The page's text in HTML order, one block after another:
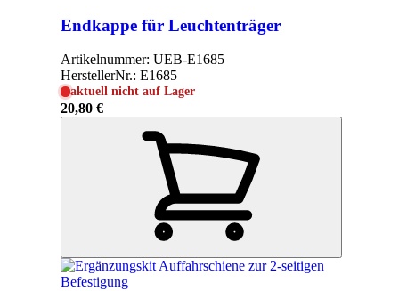
Endkappe für Leuchtenträger
Artikelnummer: UEB-E1685
HerstellerNr.: E1685
aktuell nicht auf Lager
20,80 €